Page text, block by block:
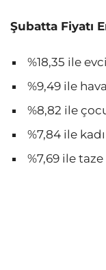
Şubatta Fiyatı
%18,35 ile
%9,49 ile
%8,82 ile
%7,84 ile
%7,69 ile